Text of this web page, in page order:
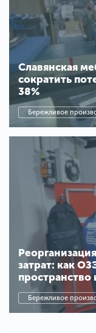
Славянская
сократить
38%
Бережливое
затрат: как
пространство
Бережливое